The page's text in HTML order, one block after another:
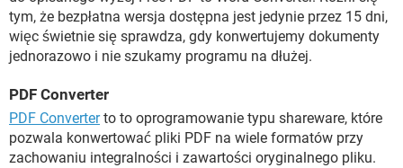
tym, że bezpłatna wersja dostępna jest jedynie przez 15 dni,
więc świetnie się sprawdza, gdy konwertujemy dokumenty
jednorazowo i nie szukamy programu na dłużej.
PDF Converter
PDF Converterto to oprogramowanie typu shareware, które
pozwala konwertować pliki PDF na wiele formatów przy
zachowaniu integralności i zawartości oryginalnego pliku.